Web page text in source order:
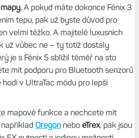
A pokud máte dokonce Fénix 3
tepu, pak už byste důvod pro
velmi těžko. A majitelé luxusních
už vůbec ne – ty totiž dostaly
je s Fénix 5 sblížil téměř na sto
mít podporu pro Bluetooth senzorů
v UltraTac módu pro lepší
mapové funkce a nechcete mít
Oregonnebo eTrex, pak jsou